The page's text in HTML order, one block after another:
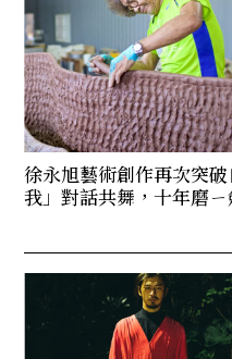
徐永旭藝術創作再次突
我」對話共舞，十年磨